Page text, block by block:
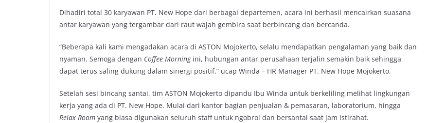
Dihadiri total 30 karyawan PT. New Hope dari berbagai departemen, acara ini berhasil mencairkan suasana
antar karyawan yang tergambar dari raut wajah gembira saat berbincang dan bercanda.
“Beberapa kali kami mengadakan acara di ASTON Mojokerto, selalu mendapatkan pengalaman yang baik dan
nyaman. Semoga dengan Coffee Morningini, hubungan antar perusahaan terjalin semakin baik sehingga
dapat terus saling dukung dalam sinergi positif,” ucap Winda – HR Manager PT. New Hope Mojokerto.
Setelah sesi bincang santai, tim ASTON Mojokerto dipandu Ibu Winda untuk berkeliling melihat lingkungan
kerja yang ada di PT. New Hope. Mulai dari kantor bagian penjualan & pemasaran, laboratorium, hingga
Relax Room yang biasa digunakan seluruh staff untuk ngobrol dan bersantai saat jam istirahat.